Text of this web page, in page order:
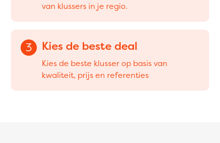
van klussers in je regio.
3 Kies de beste deal
Kies de beste klusser op basis van
kwaliteit, prijs en referenties